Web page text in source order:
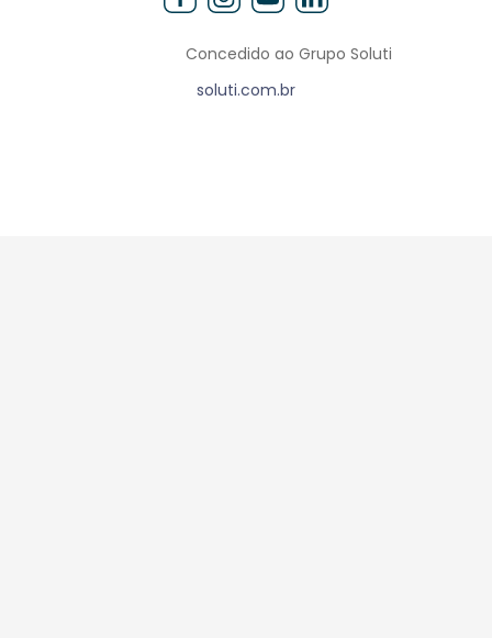
Concedido ao Grupo Soluti
soluti.com.br